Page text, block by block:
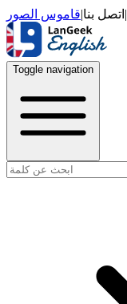
| اتصل بنا|قاموس الصور
Toggle navigation